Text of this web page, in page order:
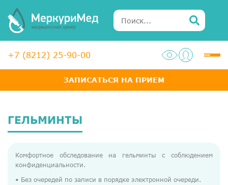
+7 (8212) 25-90-00
ЗАПИСАТЬСЯ НА ПРИЕМ
Услуги
Диагностика
ЛОР-центр
ГЕЛЬМИНТЫ
Комфортное обследование на гельминты с соблюдением
конфиденциальности.
• Без очередей по записи в порядке электронной очереди.